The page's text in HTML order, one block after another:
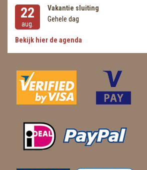
22
aug.
Vakantie sluiting
Gehele dag
Bekijk hier de agenda